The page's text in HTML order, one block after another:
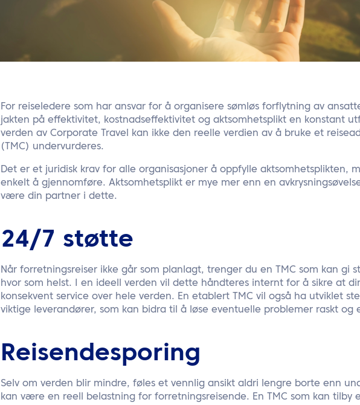
For reiseledere som har ansvar for å organisere sømløs forflytning av
jakten på effektivitet, kostnadseffektivitet og aktsomhetsplikt en konstant
verden av Corporate Travel kan ikke den reelle verdien av å bruke et
(TMC) undervurderes.
Det er et juridisk krav for alle organisasjoner å oppfylle aktsomhetsplikten,
enkelt å gjennomføre. Aktsomhetsplikt er mye mer enn en
være din partner i dette.
24/7 støtte
Når forretningsreiser ikke går som planlagt, trenger du en TMC som kan gi
hvor som helst. I en ideell verden vil dette håndteres internt for å sikre at
konsekvent service over hele verden. En etablert TMC vil også ha utviklet
viktige leverandører, som kan bidra til å løse eventuelle problemer raskt og
Reisendesporing
Selv om verden blir mindre, føles et vennlig ansikt aldri lengre borte enn
kan være en reell belastning for forretningsreisende. En TMC som kan tilby